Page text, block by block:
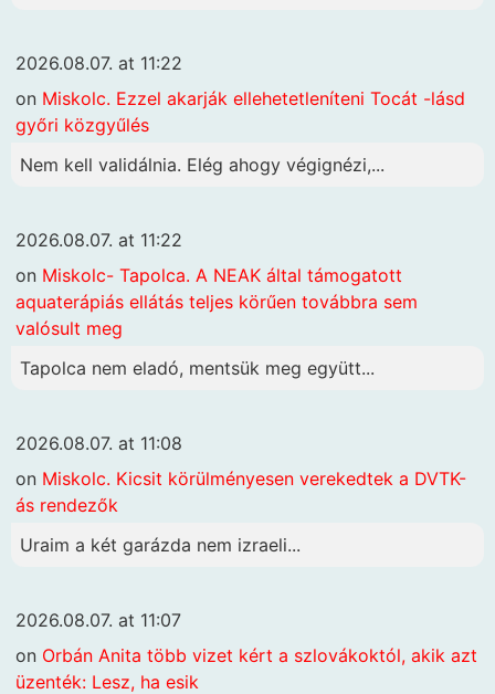
2026.08.07. at 11:22
on Miskolc. Ezzel akarják ellehetetleníteni Tocát -lásd
győri közgyűlés
Nem kell validálnia. Elég ahogy végignézi,...
2026.08.07. at 11:22
on Miskolc- Tapolca. A NEAK által támogatott
aquaterápiás ellátás teljes körűen továbbra sem
valósult meg
Tapolca nem eladó, mentsük meg együtt...
2026.08.07. at 11:08
on Miskolc. Kicsit körülményesen verekedtek a DVTK-
ás rendezők
Uraim a két garázda nem izraeli...
2026.08.07. at 11:07
on Orbán Anita több vizet kért a szlovákoktól, akik azt
üzenték: Lesz, ha esik